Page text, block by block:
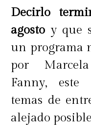
Decirlo
agosto y que
un programa
por
Fanny, este
temas de
alejado